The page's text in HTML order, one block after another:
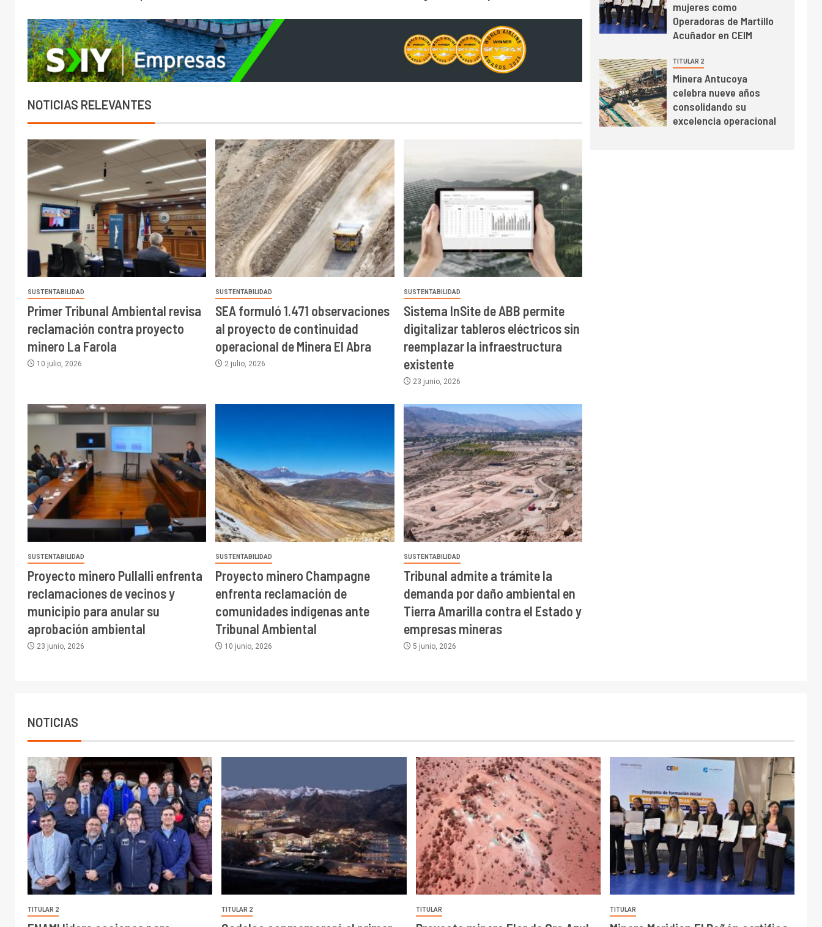
NOTICIAS RELEVANTES
SUSTENTABILIDAD
Primer Tribunal Ambiental revisa
reclamación contra proyecto
minero La Farola
10 julio, 2026
SUSTENTABILIDAD
SEA formuló 1.471 observaciones
al proyecto de continuidad
operacional de Minera El Abra
2 julio, 2026
SUSTENTABILIDAD
Sistema InSite de ABB permite
digitalizar tableros eléctricos sin
reemplazar la infraestructura
existente
23 junio, 2026
SUSTENTABILIDAD
Proyecto minero Pullalli enfrenta
reclamaciones de vecinos y
municipio para anular su
aprobación ambiental
23 junio, 2026
SUSTENTABILIDAD
Proyecto minero Champagne
enfrenta reclamación de
comunidades indígenas ante
Tribunal Ambiental
10 junio, 2026
SUSTENTABILIDAD
Tribunal admite a trámite la
demanda por daño ambiental en
Tierra Amarilla contra el Estado y
empresas mineras
5 junio, 2026
BHP proyecta
producción de cobre
cercana a 2 millones
récord en Escondida
7 I+D
Codelco reporta Ebitda
de US$ 6.670 millones
y mejora sus
indicadores financieros
mujeres como
Operadoras de Martillo
Acuñador en CEIM
TITULAR 2
Minera Antucoya
celebra nueve años
consolidando su
excelencia operacional
NOTICIAS
TITULAR 2 TITULAR 2 TITULAR TITULAR